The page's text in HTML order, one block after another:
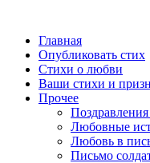
Главная
Опубликовать стих
Стихи о любви
Ваши стихи и
Прочее
Любовные
Любовь в
Письмо